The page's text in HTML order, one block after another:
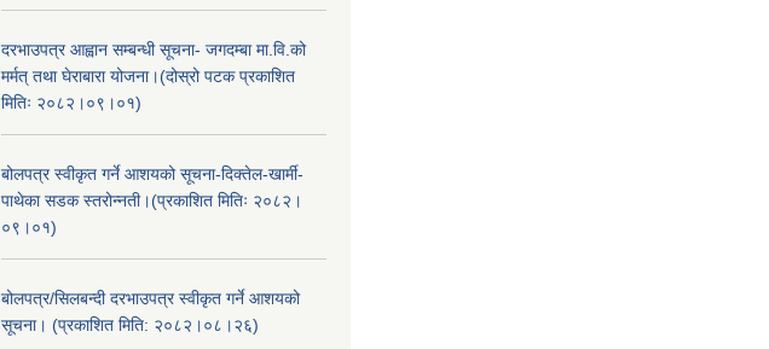
दरभाउपत्र आह्वान सम्बन्धी सूचना- जगदम्बा मा.वि.को
मर्मत् तथा घेराबारा योजना।(दोस्रो पटक प्रकाशित
मितिः २०८२।०९।०१)
बोलपत्र स्वीकृत गर्ने आशयको सूचना-दिक्तेल-खार्मी-
पाथेका सडक स्तरोन्नती।(प्रकाशित मितिः २०८२।
०९।०१)
बोलपत्र/सिलबन्दी दरभाउपत्र स्वीकृत गर्ने आशयको
सूचना। (प्रकाशित मिति: २०८२।०८।२६)